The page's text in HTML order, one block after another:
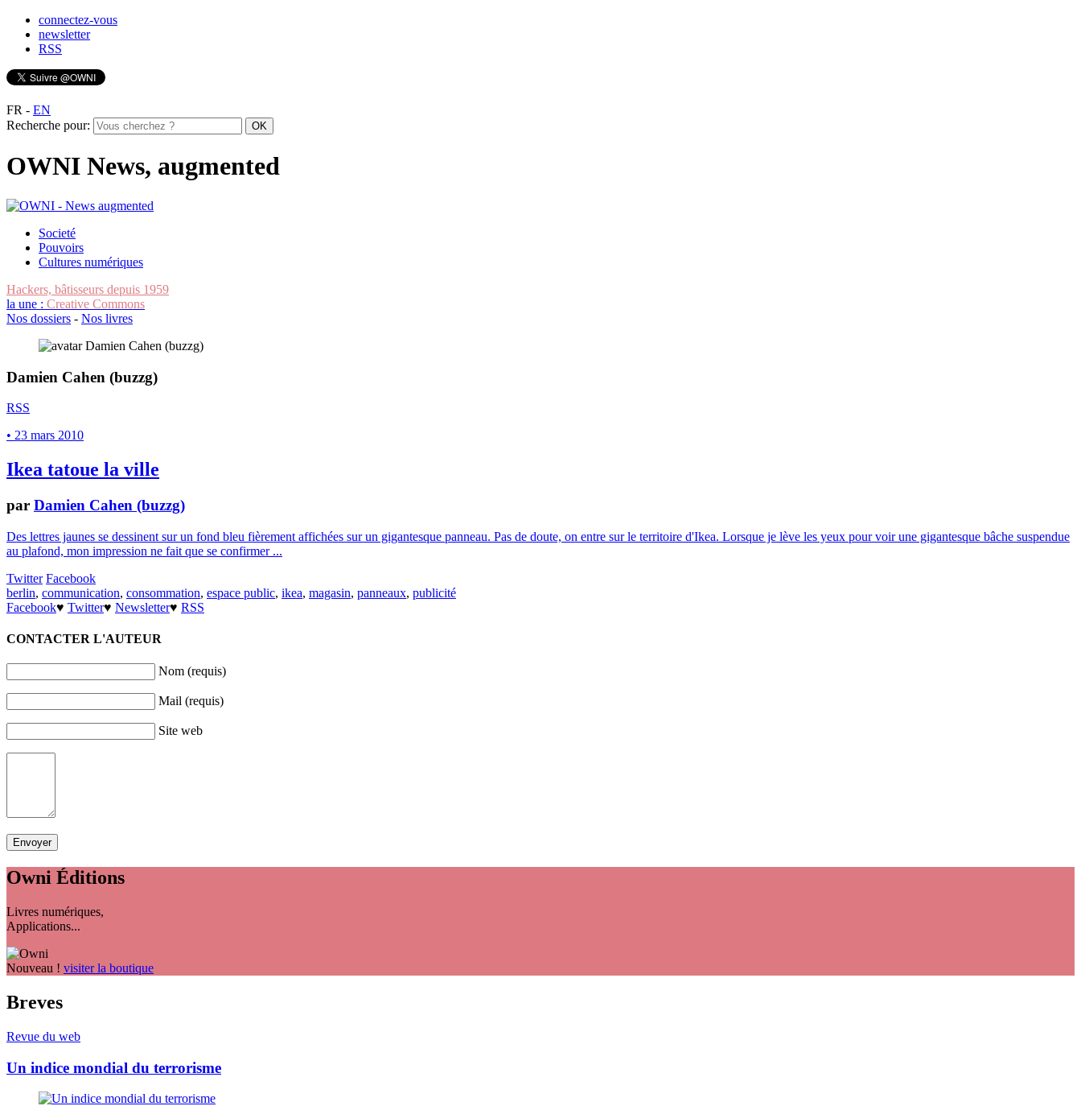
connectez-vous
newsletter
RSS
FR - EN
Recherche pour:
OWNI News, augmented
Societé
Pouvoirs
Cultures numériques
Hackers, bâtisseurs depuis 1959
la une : Creative Commons
Nos dossiers - Nos livres
Damien Cahen (buzzg)
RSS
• 23 mars 2010
Ikea tatoue la ville
par Damien Cahen (buzzg)
Des lettres jaunes se dessinent sur un fond bleu fièrement affichées sur un gigantesque panneau. Pas de doute, on entre sur le territoire d'Ikea. Lorsque je lève les yeux pour voir une gigantesque bâche suspendue
au plafond, mon impression ne fait que se confirmer ...
Twitter Facebook
berlin, communication, consommation, espace public, ikea, magasin, panneaux, publicité
Facebook♥ Twitter♥ Newsletter♥ RSS
CONTACTER L'AUTEUR
Nom (requis)
Mail (requis)
Site web
Owni Éditions
Livres numériques,
Applications...
Nouveau ! visiter la boutique
Breves
Revue du web
Un indice mondial du terrorisme